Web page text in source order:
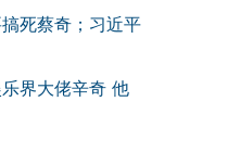
死蔡奇；习近平
界大佬辛奇 他